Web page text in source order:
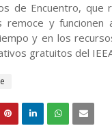
de Encuentro, que
remoce y funcionen
y en los
gratuitos del